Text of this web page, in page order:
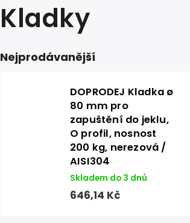
Kladky
Nejprodávanější
DOPRODEJ Kladka ø
80 mm pro
zapuštění do jeklu,
O profil, nosnost
200 kg, nerezová /
AISI304
Skladem do 3 dnů
646,14 Kč